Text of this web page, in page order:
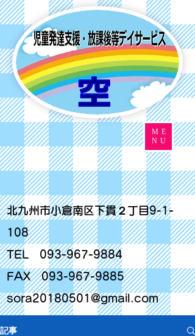
北九州市小倉南区下貫２丁目9-1-
108
TEL
093-967-9884
FAX093-967-9885
sora20180501@gmail.com
ME
NU
記事